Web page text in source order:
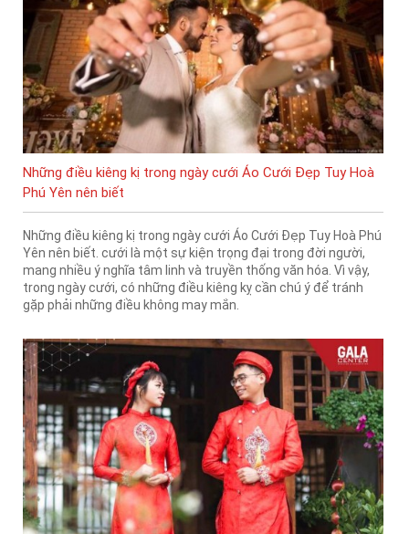
Những điều kiêng kị trong ngày cưới Áo Cưới Đẹp Tuy Hoà
Phú Yên nên biết
Những điều kiêng kị trong ngày cưới Áo Cưới Đẹp Tuy Hoà Phú
Yên nên biết. cưới là một sự kiện trọng đại trong đời người,
mang nhiều ý nghĩa tâm linh và truyền thống văn hóa. Vì vậy,
trong ngày cưới, có những điều kiêng kỵ cần chú ý để tránh
gặp phải những điều không may mắn.